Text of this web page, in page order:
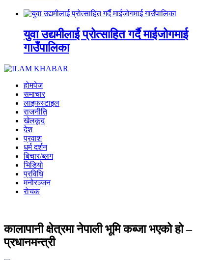
युवा उद्यमीलाई प्रोत्साहित गर्दै माईजोगमाई
गाउँपालिका
होमपेज
समाचार
लाइफस्टाइल
राजनीति
खेलकूद
देश
प्रवाश
धर्म दर्शन
बिचार/ब्लग
भिडियो
प्रविधि
मनोरञ्जन
रोचक
कालापानी क्षेत्रमा नेपाली भूमि कब्जा भएको हो –
प्रधानमन्त्री